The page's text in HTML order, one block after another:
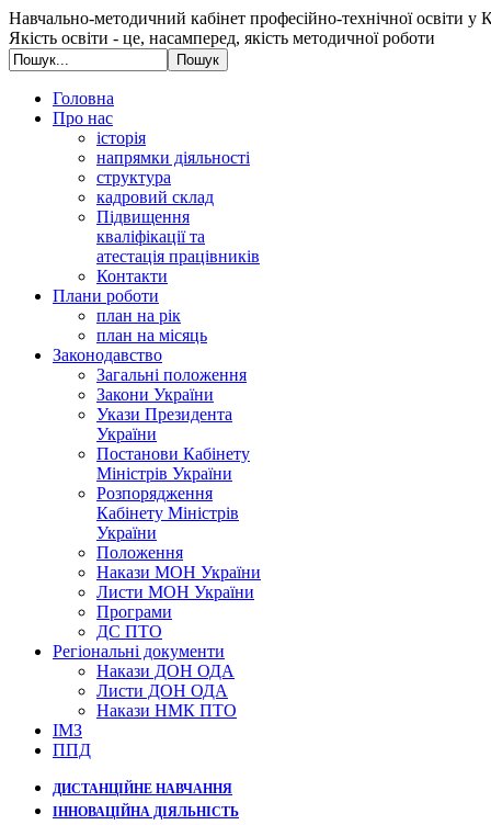
Навчально-методичний кабінет професійно-технічної освіти у
Якість освіти - це, насамперед, якість методичної роботи
Головна
Про нас
історія
напрямки діяльності
структура
кадровий склад
Підвищення
кваліфікації та
атестація працівників
Контакти
Плани роботи
план на рік
план на місяць
Законодавство
Загальні положення
Закони України
Укази Президента
України
Постанови Кабінету
Міністрів України
Розпорядження
Кабінету Міністрів
України
Положення
Накази МОН України
Листи МОН України
Програми
ДС ПТО
Регіональні документи
Накази ДОН ОДА
Листи ДОН ОДА
Накази НМК ПТО
ІМЗ
ППД
ДИСТАНЦІЙНЕ НАВЧАННЯ
ІННОВАЦІЙНА ДІЯЛЬНІСТЬ